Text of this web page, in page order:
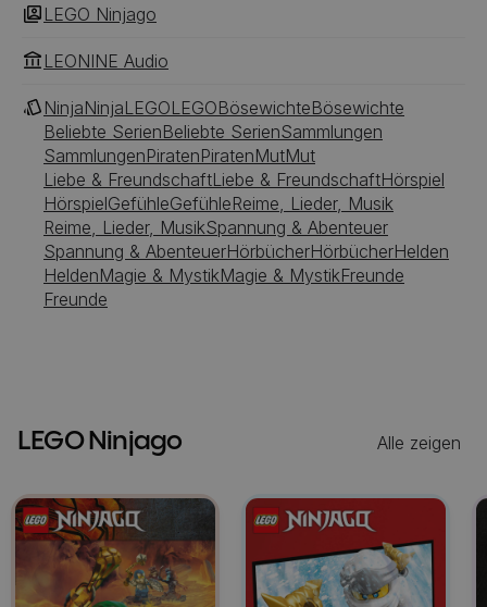
LEGO Ninjago
LEONINE Audio
NinjaNinjaLEGOLEGOBösewichteBösewichte
Beliebte SerienBeliebte SerienSammlungen
SammlungenPiratenPiratenMutMut
Liebe & FreundschaftLiebe & FreundschaftHörspiel
HörspielGefühleGefühleReime, Lieder, Musik
Reime, Lieder, MusikSpannung & Abenteuer
Spannung & AbenteuerHörbücherHörbücherHelden
HeldenMagie & MystikMagie & MystikFreunde
Freunde
LEGO Ninjago Alle zeigen